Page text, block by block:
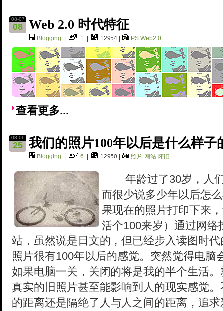
08-07
08 Web 2.0 时代特征
Blogging 1 12954 | PS Web2.0
查看更多...
08-06
25 我们的照片100年以后是什么样
Blogging 6 12950 | 照片 网站 怀旧
年龄过了30岁，人们
而很少说多少年以后怎
果现在的照片打印下来
活个100来岁）通过网
站，虽然说是日文的，但已经步入读图时
照片很有100年以后的感觉。突然觉得电脑
如果电脑一关，关闭的将是我的半个生活
真实的旧照片甚至能影响到人的现实感觉
的距离还是隔绝了人与人之间的距离，追